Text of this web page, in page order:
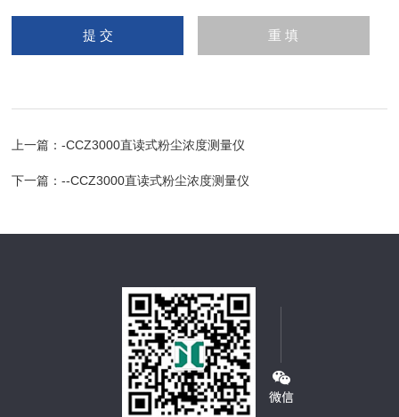
上一篇：-CCZ3000直读式粉尘浓度测量仪
下一篇：--CCZ3000直读式粉尘浓度测量仪